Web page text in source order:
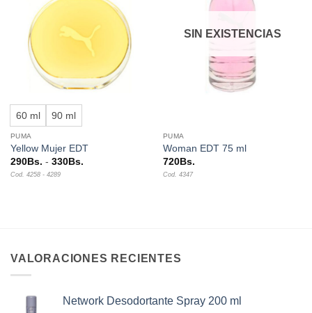
lista de
deseos
60 ml 90 ml
PUMA
Yellow Mujer EDT
290Bs. - 330Bs.
Cod. 4258 - 4289
SIN EXISTENCIAS
PUMA
Woman EDT 75 ml
720Bs.
Cod. 4347
VALORACIONES RECIENTES
Network Desodortante Spray 200 ml